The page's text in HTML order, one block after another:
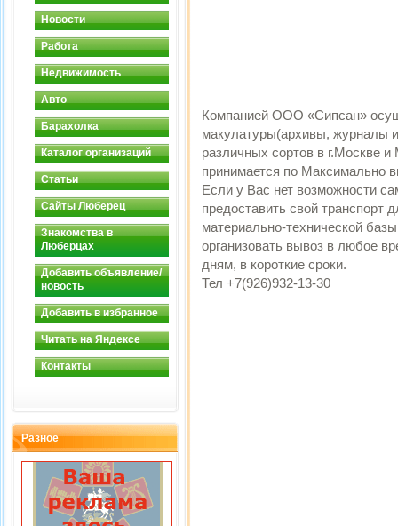
Новости
Работа
Недвижимость
Авто
Барахолка
Каталог организаций
Статьи
Сайты Люберец
Знакомства в
Люберцах
Добавить объявление/
новость
Добавить в избранное
Читать на Яндексе
Контакты
Разное
Компанией ООО «Сипсан»
макулатуры(архивы, журналы
различных сортов в г.Москве
принимается по Максимально
Если у Вас нет возможности
предоставить свой транспорт
материально-технической
организовать вывоз в любое
дням, в короткие сроки.
Тел +7(926)932-13-30